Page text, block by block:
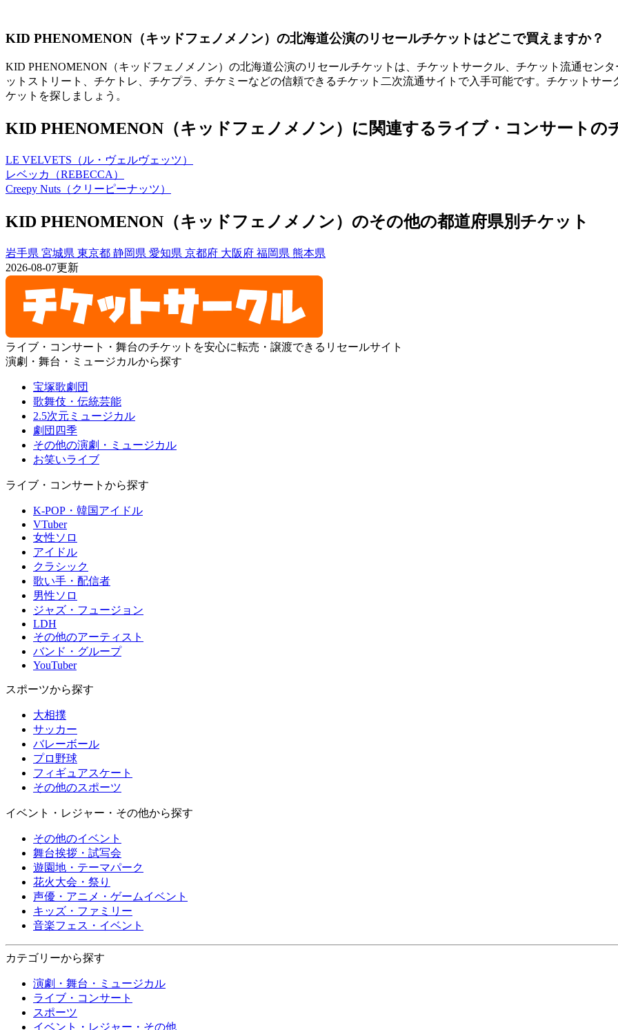
KID PHENOMENON（キッドフェノメノン）の北海道公演のリセールチケットはどこで買えますか？
KID PHENOMENON（キッドフェノメノン）の北海道公演のリセールチケットは、チケットサークル、チケット流通セン
ットストリート、チケトレ、チケプラ、チケミーなどの信頼できるチケット二次流通サイトで入手可能です。チケットサ
ケットを探しましょう。
KID PHENOMENON（キッドフェノメノン）に関連するライブ・コンサートの
LE VELVETS（ル・ヴェルヴェッツ）
レベッカ（REBECCA）
Creepy Nuts（クリーピーナッツ）
KID PHENOMENON（キッドフェノメノン）のその他の都道府県別チケット
岩手県 宮城県 東京都 静岡県 愛知県 京都府 大阪府 福岡県 熊本県
2026-08-07更新
ライブ・コンサート・舞台のチケットを安心に転売・譲渡できるリセールサイト
演劇・舞台・ミュージカルから探す
宝塚歌劇団
歌舞伎・伝統芸能
2.5次元ミュージカル
劇団四季
その他の演劇・ミュージカル
お笑いライブ
ライブ・コンサートから探す
K-POP・韓国アイドル
VTuber
女性ソロ
アイドル
クラシック
歌い手・配信者
男性ソロ
ジャズ・フュージョン
LDH
その他のアーティスト
バンド・グループ
YouTuber
スポーツから探す
大相撲
サッカー
バレーボール
プロ野球
フィギュアスケート
その他のスポーツ
イベント・レジャー・その他から探す
その他のイベント
舞台挨拶・試写会
遊園地・テーマパーク
花火大会・祭り
声優・アニメ・ゲームイベント
キッズ・ファミリー
音楽フェス・イベント
カテゴリーから探す
演劇・舞台・ミュージカル
ライブ・コンサート
スポーツ
イベント・レジャー・その他